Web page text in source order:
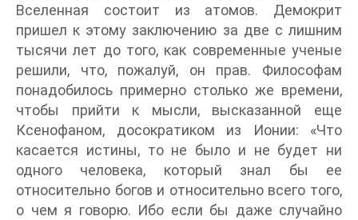
Вселенная состоит из атомов. Демокрит
пришел к этому заключению за две с лишним
тысячи лет до того, как современные ученые
решили, что, пожалуй, он прав. Философам
понадобилось примерно столько же времени,
чтобы прийти к мысли, высказанной еще
Ксенофаном, досократиком из Ионии: «Что
касается истины, то не было и не будет ни
одного человека, который знал бы ее
относительно богов и относительно всего того,
о чем я говорю. Ибо если бы даже случайно